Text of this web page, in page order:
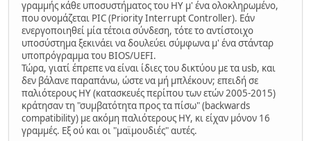
γραμμής κάθε υποσυστήματος του ΗΥ μ' ένα ολοκληρωμένο,
που ονομάζεται PIC (Priority Interrupt Controller). Εάν
ενεργοποιηθεί μία τέτοια σύνδεση, τότε το αντίστοιχο
υποσύστημα ξεκινάει να δουλεύει σύμφωνα μ' ένα στάνταρ
υποπρόγραμμα του BIOS/UEFI.
Τώρα, γιατί έπρεπε να είναι ίδιες του δικτύου με τα usb, και
δεν βάλανε παραπάνω, ώστε να μή μπλέκουν; επειδή σε
παλιότερους ΗΥ (κατασκευές περίπου των ετών 2005-2015)
κράτησαν τη "συμβατότητα προς τα πίσω" (backwards
compatibility) με ακόμη παλιότερους ΗΥ, κι είχαν μόνον 16
γραμμές. Εξ ού και οι "μαϊμουδιές" αυτές.